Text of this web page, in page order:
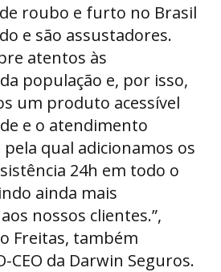
roubo e furto no Brasil
e são assustadores.
atentos às
população e, por isso,
um produto acessível
e o atendimento
qual adicionamos os
24h em todo o
ainda mais
nossos clientes.”,
Freitas, também
CEO da Darwin Seguros.